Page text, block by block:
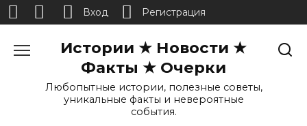
Истории ★ Новости ★
Факты ★ Очерки
Любопытные истории, полезные советы,
уникальные факты и невероятные
события.
Вход Регистрация